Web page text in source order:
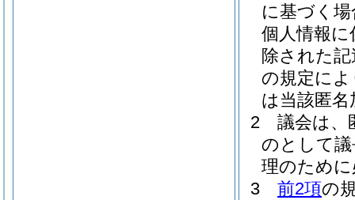
に基づく
個人情報
除された
の規定に
は当該匿
2
議会は、
のとして
理のため
3
前2項の